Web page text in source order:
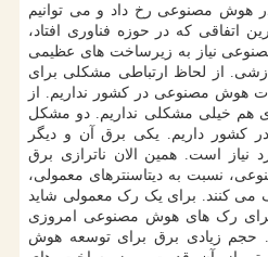
مصنوعی رخ داد و می توانیم
اتفاقی که در حوزه فناوری افتاد،
نیاز به زیرساخت های عظیمی
از لحاظ ارتباطی مشکلی برای
هوش مصنوعی در کشور نداریم. از
هم خیلی مشکلی نداریم. دو مشکل
کشور داریم. یکی برق آن و دیگر
نیاز است. همین الان ناترازی برق
نسبت به دیتاسنترهای معمولی،
می کنند. برای یک رک معمولی شاید
رک های هوش مصنوعی امروزی
داریم. حجم زیادی برق برای توسعه هوش